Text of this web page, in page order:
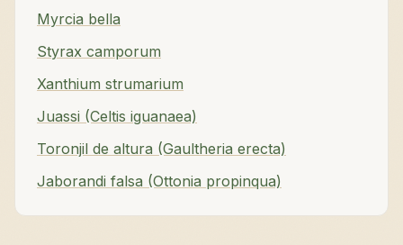
Myrcia bella
Styrax camporum
Xanthium strumarium
Juassi (Celtis iguanaea)
Toronjil de altura (Gaultheria erecta)
Jaborandi falsa (Ottonia propinqua)